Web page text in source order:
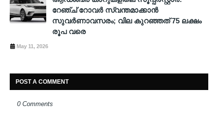
റേഞ്ച് റോവര്‍ സ്വന്തമാക്കാന്‍
സുവര്‍ണാവസരം; വില കുറഞ്ഞത് 75 ലക്ഷം
രൂപ വരെ
May 11, 2026
POST A COMMENT
0 Comments